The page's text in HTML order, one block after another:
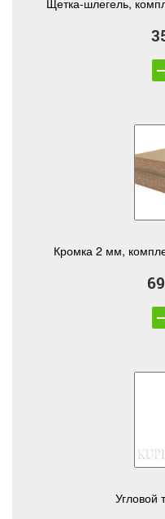
Щетка-шлегель,
Кромка 2 мм,
Угловой